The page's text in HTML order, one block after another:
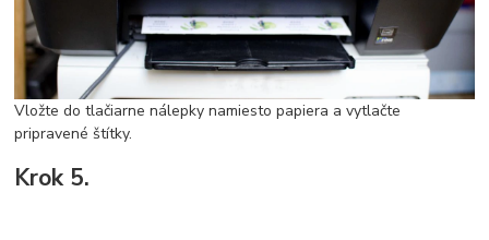
Vložte do tlačiarne nálepky namiesto papiera a vytlačte
pripravené štítky.
Krok 5.